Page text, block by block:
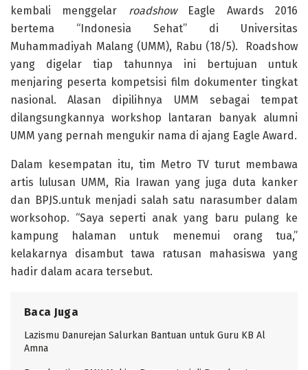
kembali menggelar roadshowEagle Awards 2016
bertema “Indonesia Sehat” di Universitas
Muhammadiyah Malang (UMM), Rabu (18/5). Roadshow
yang digelar tiap tahunnya ini bertujuan untuk
menjaring peserta kompetsisi film dokumenter tingkat
nasional. Alasan dipilihnya UMM sebagai tempat
dilangsungkannya workshop lantaran banyak alumni
UMM yang pernah mengukir nama di ajang Eagle Award.
Dalam kesempatan itu, tim Metro TV turut membawa
artis lulusan UMM, Ria Irawan yang juga duta kanker
dan BPJS.untuk menjadi salah satu narasumber dalam
worksohop. “Saya seperti anak yang baru pulang ke
kampung halaman untuk menemui orang tua,”
kelakarnya disambut tawa ratusan mahasiswa yang
hadir dalam acara tersebut.
Baca Juga
Lazismu Danurejan Salurkan Bantuan untuk Guru KB Al
Amna